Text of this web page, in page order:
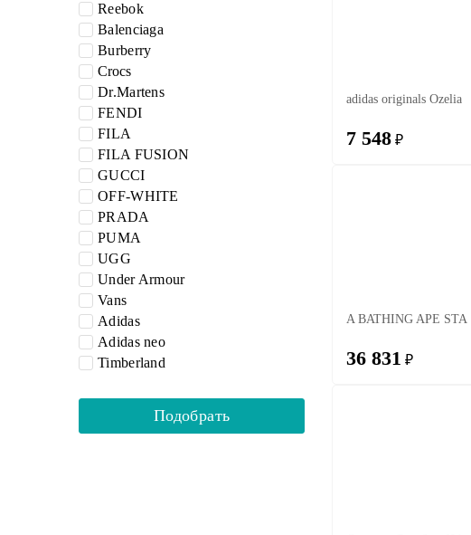
Reebok
Balenciaga
Burberry
Crocs
Dr.Martens
FENDI
FILA
FILA FUSION
GUCCI
OFF-WHITE
PRADA
PUMA
UGG
Under Armour
Vans
Adidas
Adidas neo
Timberland
adidas originals Ozelia
7 548 ₽
A BATHING APE STA
36 831 ₽